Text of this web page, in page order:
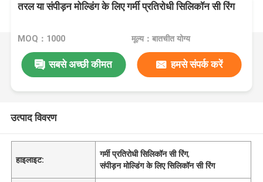
तरल या संपीड़न मोल्डिंग के लिए गर्मी प्रतिरोधी सिलिकॉन सी रिंग
MOQ：1000 मूल्य：बातचीत योग्य
सबसे अच्छी कीमत हमसे संपर्क करें
उत्पाद विवरण
हाइलाइट:
गर्मी प्रतिरोधी सिलिकॉन सी रिंग,
संपीड़न मोल्डिंग के लिए सिलिकॉन सी रिंग